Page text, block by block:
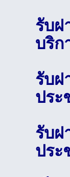
รับฝ
บริก
รับฝ
ประ
รับฝ
ปร